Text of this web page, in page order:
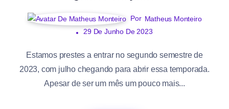
Por Matheus Monteiro
29 De Junho De 2023
Estamos prestes a entrar no segundo semestre de
2023, com julho chegando para abrir essa temporada.
Apesar de ser um mês um pouco mais...